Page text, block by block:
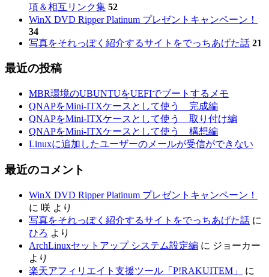
項＆相互リンク集 52
WinX DVD Ripper Platinum プレゼントキャンペーン！
34
写真をそれっぽく紹介するサイトをでっちあげた話 21
最近の投稿
MBR環境のUBUNTUをUEFIでブートするメモ
QNAPをMini-ITXケースとして使う 完成編
QNAPをMini-ITXケースとして使う 取り付け編
QNAPをMini-ITXケースとして使う 構想編
Linuxに追加したユーザーのメールが受信ができない
最近のコメント
WinX DVD Ripper Platinum プレゼントキャンペーン！
に 咲 より
写真をそれっぽく紹介するサイトをでっちあげた話 に
ひろ より
ArchLinuxセットアップ システム設定編 に ジョーカー
より
楽天アフィリエイト支援ツール「P!RAKUITEM」
に